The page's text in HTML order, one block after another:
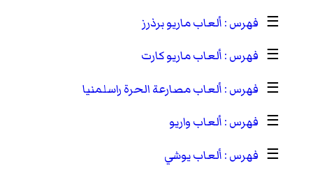
☰
ألعاب ماريو برذرز
☰
ألعاب ماريو كارت
☰
ألعاب مصارعة الحرة راسلمنيا
☰
ألعاب واريو
☰
ألعاب يوشي